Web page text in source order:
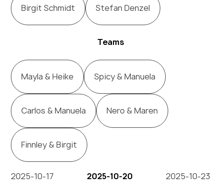
Birgit Schmidt Stefan Denzel
Teams
Mayla & Heike Spicy & Manuela
Carlos & Manuela Nero & Maren
Finnley & Birgit
2025-10-17 2025-10-20 2025-10-23